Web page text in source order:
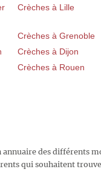
Crèches à Lille
Crèches à Grenoble
Crèches à Dijon
Crèches à Rouen
des différents
qui souhaitent